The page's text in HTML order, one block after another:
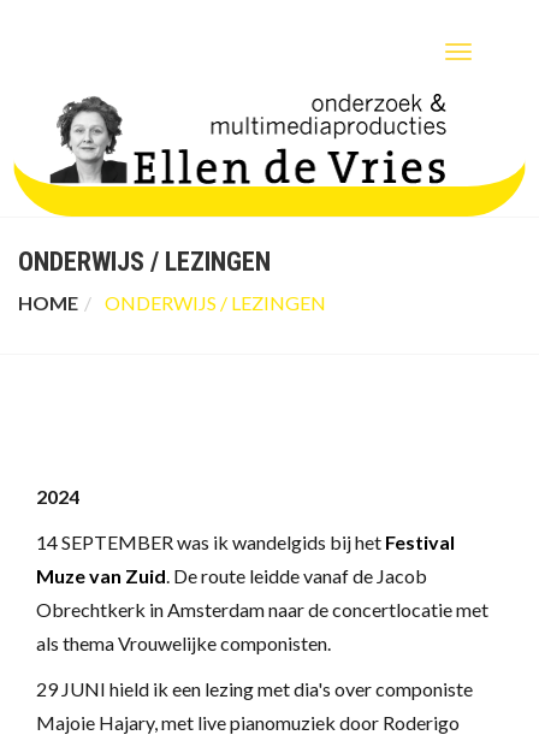
TOGGLE
ONDERWIJS / LEZINGEN
HOME ONDERWIJS / LEZINGEN
2024
14 SEPTEMBER was ik wandelgids bij het Festival
Muze van Zuid. De route leidde vanaf de Jacob
Obrechtkerk in Amsterdam naar de concertlocatie met
als thema Vrouwelijke componisten.
29 JUNI hield ik een lezing met dia's over componiste
Majoie Hajary, met live pianomuziek door Roderigo